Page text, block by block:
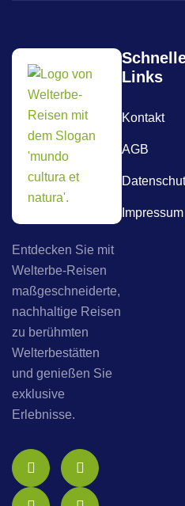
Entdecken Sie mit
Welterbe-Reisen
maßgeschneiderte,
nachhaltige Reisen
zu berühmten
Welterbestätten
und genießen Sie
exklusive
Erlebnisse.
Links
Kontakt
AGB
Impressum